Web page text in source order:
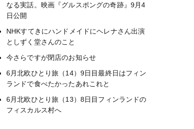
なる実話。映画『グルスポングの奇跡』9月4
日公開
NHKすてきにハンドメイドにヘレナさん出演
としずく堂さんのこと
今さらですが閉店のお知らせ
6月北欧ひとり旅（14）9日目最終日はフィン
ランドで食べたかったあれこれと
6月北欧ひとり旅（13）8日目フィンランドの
フィスカルス村へ